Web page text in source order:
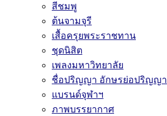
สีชมพู
ต้นจามจุรี
เสื้อครุยพระราชทาน
ชุดนิสิต
เพลงมหาวิทยาลัย
ชื่อปริญญา อักษรย่อปริญญา
แบรนด์จุฬาฯ
ภาพบรรยากาศ